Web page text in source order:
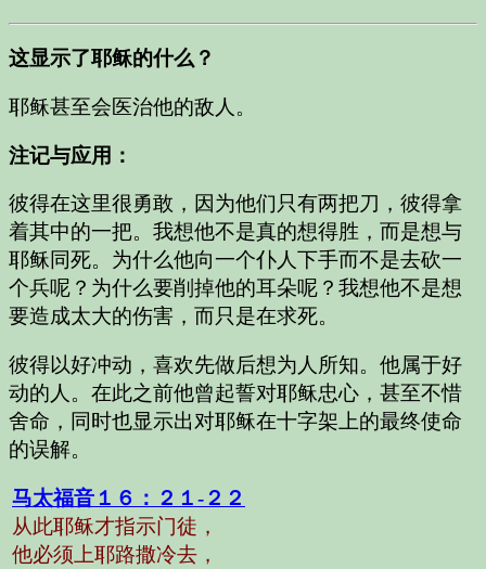
这显示了耶稣的什么？
耶稣甚至会医治他的敌人。
注记与应用：
彼得在这里很勇敢，因为他们只有两把刀，彼得拿
着其中的一把。我想他不是真的想得胜，而是想与
耶稣同死。为什么他向一个仆人下手而不是去砍一
个兵呢？为什么要削掉他的耳朵呢？我想他不是想
要造成太大的伤害，而只是在求死。
彼得以好冲动，喜欢先做后想为人所知。他属于好
动的人。在此之前他曾起誓对耶稣忠心，甚至不惜
舍命，同时也显示出对耶稣在十字架上的最终使命
的误解。
马太福音 １６：２１-２２
从此耶稣才指示门徒，
他必须上耶路撒冷去，